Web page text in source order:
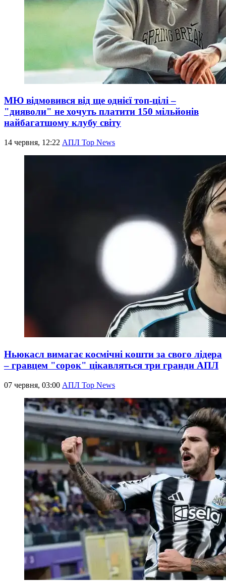
МЮ відмовився від ще однієї топ-цілі –
"дияволи" не хочуть платити 150 мільйонів
найбагатшому клубу світу
14 червня, 12:22 АПЛ Top News
Ньюкасл вимагає космічні кошти за свого лідера
– гравцем "сорок" цікавляться три гранди АПЛ
07 червня, 03:00 АПЛ Top News